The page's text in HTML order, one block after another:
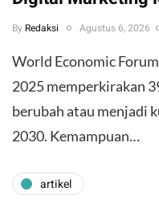
By Redaksi Agustus 6, 2026
World Economic
2025 memperkirakan
berubah atau menjadi
2030. Kemampuan…
artikel